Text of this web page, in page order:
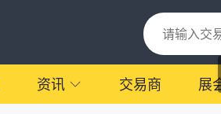
资讯 交易商 展